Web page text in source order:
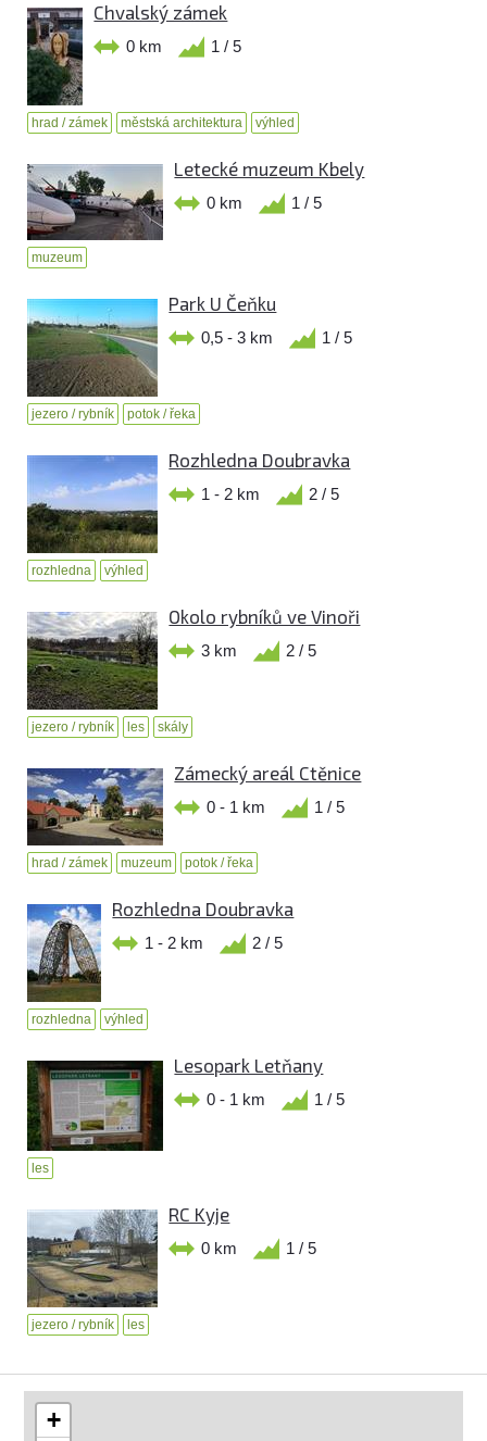
Chvalský zámek
0 km 1 / 5
hrad / zámek městská architektura výhled
Letecké muzeum Kbely
0 km 1 / 5
muzeum
Park U Čeňku
0,5 - 3 km 1 / 5
jezero / rybník potok / řeka
Rozhledna Doubravka
1 - 2 km 2 / 5
rozhledna výhled
Okolo rybníků ve Vinoři
3 km 2 / 5
jezero / rybník les skály
Zámecký areál Ctěnice
0 - 1 km 1 / 5
hrad / zámek muzeum potok / řeka
Rozhledna Doubravka
1 - 2 km 2 / 5
rozhledna výhled
Lesopark Letňany
0 - 1 km 1 / 5
les
RC Kyje
0 km 1 / 5
jezero / rybník les
+